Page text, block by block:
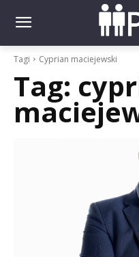
Tagi Cyprian maciejewski
Tag: